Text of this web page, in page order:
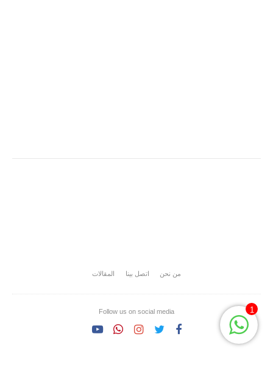
من نحن اتصل بينا المقالات
Follow us on social media 1